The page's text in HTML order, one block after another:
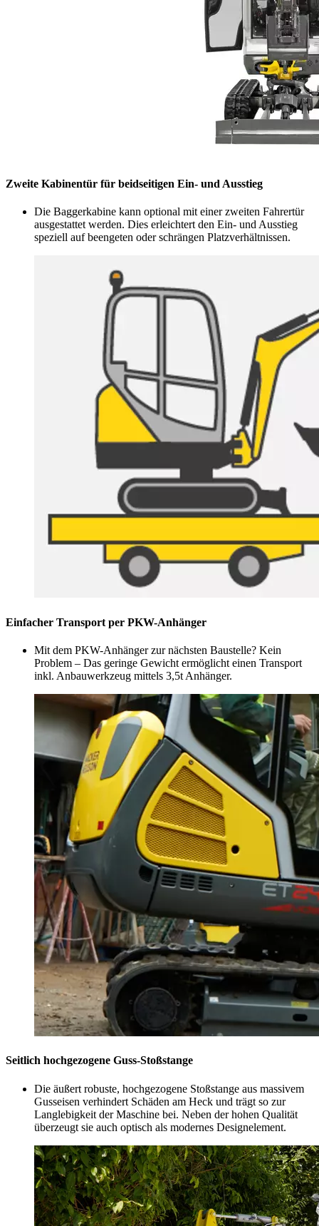
Zweite Kabinentür für beidseitigen Ein- und Ausstieg
Die Baggerkabine kann optional mit einer zweiten Fahrertür
ausgestattet werden. Dies erleichtert den Ein- und Ausstieg
speziell auf beengeten oder schrängen Platzverhältnissen.
Einfacher Transport per PKW-Anhänger
Mit dem PKW-Anhänger zur nächsten Baustelle? Kein
Problem – Das geringe Gewicht ermöglicht einen Transport
inkl. Anbauwerkzeug mittels 3,5t Anhänger.
Seitlich hochgezogene Guss-Stoßstange
Die äußert robuste, hochgezogene Stoßstange aus massivem
Gusseisen verhindert Schäden am Heck und trägt so zur
Langlebigkeit der Maschine bei. Neben der hohen Qualität
überzeugt sie auch optisch als modernes Designelement.